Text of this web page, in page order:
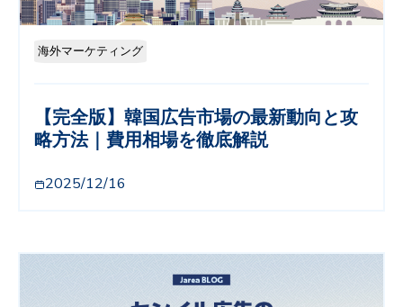
海外マーケティング
【完全版】韓国広告市場の最新動向と攻
略方法｜費用相場を徹底解説
2025/12/16